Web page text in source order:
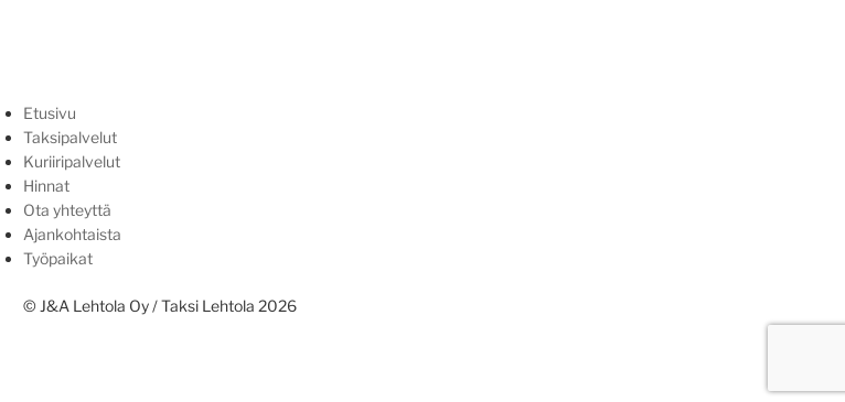
Etusivu
Taksipalvelut
Kuriiripalvelut
Hinnat
Ota yhteyttä
Ajankohtaista
Työpaikat
© J&A Lehtola Oy / Taksi Lehtola 2026